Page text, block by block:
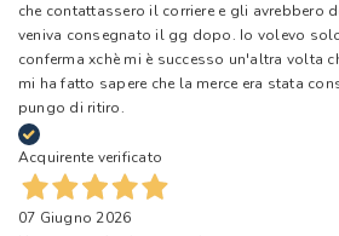
che contattassero il corriere e gli avrebbero
veniva consegnato il gg dopo. Io volevo
conferma xchè mi è successo un'altra volta
mi ha fatto sapere che la merce era stata
pungo di ritiro.
Acquirente verificato
07 Giugno 2026